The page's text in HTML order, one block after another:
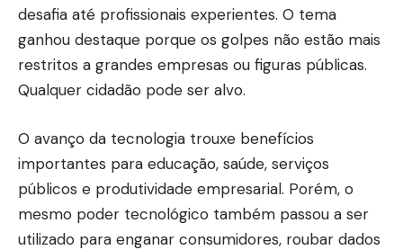
desafia até profissionais experientes. O tema
ganhou destaque porque os golpes não estão mais
restritos a grandes empresas ou figuras públicas.
Qualquer cidadão pode ser alvo.
O avanço da tecnologia trouxe benefícios
importantes para educação, saúde, serviços
públicos e produtividade empresarial. Porém, o
mesmo poder tecnológico também passou a ser
utilizado para enganar consumidores, roubar dados